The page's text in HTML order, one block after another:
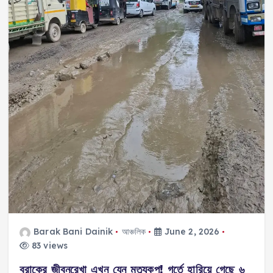
Barak Bani Dainik আঞ্চলিক
June 2, 2026
83 views
বরাকের জীবনরেখা এখন যেন মৃত্যুকূপ! গর্তে হারিয়ে গেছে ৬